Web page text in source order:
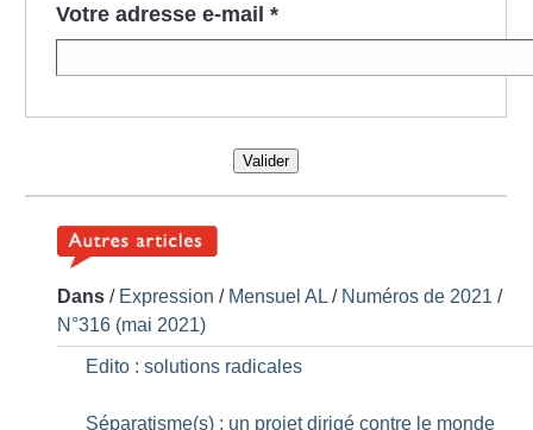
Votre adresse e-mail *
Valider
Dans / Expression / Mensuel AL / Numéros de 2021 /
N°316 (mai 2021)
Edito : solutions radicales
Séparatisme(s) : un projet dirigé contre le monde